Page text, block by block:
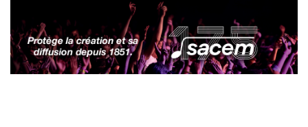
contenu
principal